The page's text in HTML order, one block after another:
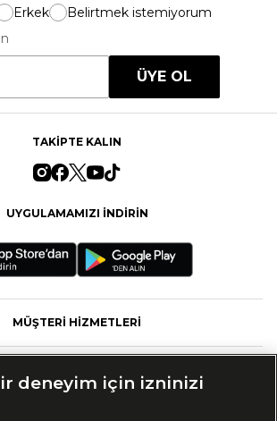
Erkek
Belirtmek istemiyorum
ÜYE OL
TAKİPTE KALIN
UYGULAMAMIZI İNDİRİN
MÜŞTERİ HİZMETLERİ
deneyim için izninizi